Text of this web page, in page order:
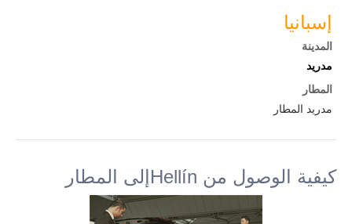
إسبانيا
المدينة
مدريد
المطار
مدريد المطار
كيفية الوصول من Hellínإلى المطار